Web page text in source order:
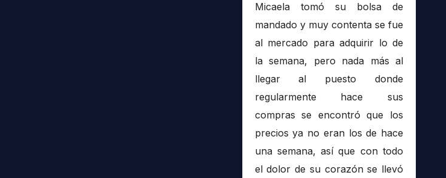
Micaela tomó su bolsa de
mandado y muy contenta se fue
al mercado para adquirir lo de
la semana, pero nada más al
llegar al puesto donde
regularmente hace sus
compras se encontró que los
precios ya no eran los de hace
una semana, así que con todo
el dolor de su corazón se llevó